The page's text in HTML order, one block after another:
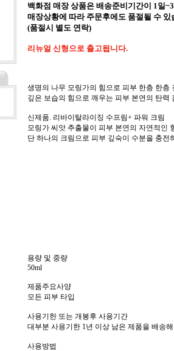
백화점 매장 상품은 배송준비기간이 1일
매장상황에 따라 주문후에도 품절될 수 있
(품절시 별도 연락)
리뉴얼 신형으로 출고됩니다.
생명의 나무 모링가의 힘으로 피부 한층 한층
깊은 보습의 힘으로 깨우는 피부 본연의 탄력
신제품. 리바이탈라이징 수프림+ 파워 크림
모링가 씨앗 추출물이 피부 본연의 자연적인
단 하나의 크림으로 피부 깊숙이 수분을 충전
용량 및 중량
50ml
제품주요사양
모든 피부 타입
사용기한 또는 개봉후 사용기간
대부분 사용기한 1년 이상 남은 제품을 배송
사용방법